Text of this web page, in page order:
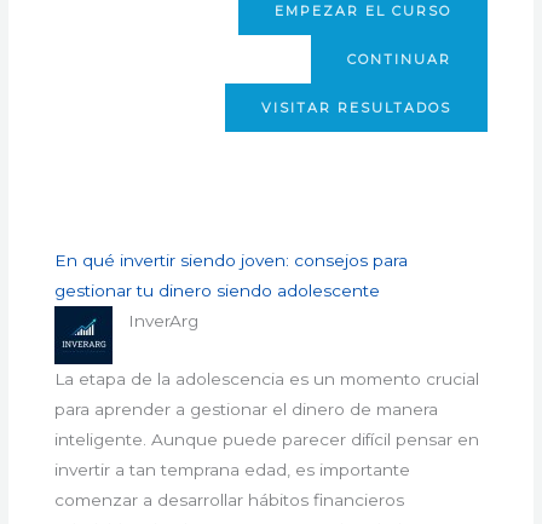
EMPEZAR EL CURSO
CONTINUAR
VISITAR RESULTADOS
En qué invertir siendo joven: consejos para
gestionar tu dinero siendo adolescente
InverArg
La etapa de la adolescencia es un momento crucial
para aprender a gestionar el dinero de manera
inteligente. Aunque puede parecer difícil pensar en
invertir a tan temprana edad, es importante
comenzar a desarrollar hábitos financieros